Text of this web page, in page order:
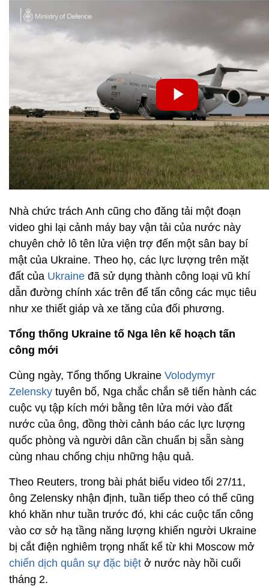
Nhà chức trách Anh cũng cho đăng tải một đoạn
video ghi lại cảnh máy bay vận tải của nước này
chuyên chở lô tên lửa viện trợ đến một sân bay bí
mật của Ukraine. Theo họ, các lực lượng trên mặt
đất của Ukraine đã sử dụng thành công loại vũ khí
dẫn đường chính xác trên để tấn công các mục tiêu
như xe thiết giáp và xe tăng của đối phương.
Tổng thống Ukraine tố Nga lên kế hoạch tấn
công mới
Cùng ngày, Tổng thống Ukraine Volodymyr
Zelensky tuyên bố, Nga chắc chắn sẽ tiến hành các
cuộc vụ tập kích mới bằng tên lửa mới vào đất
nước của ông, đồng thời cảnh báo các lực lượng
quốc phòng và người dân cần chuẩn bị sẵn sàng
cùng nhau chống chịu những hậu quả.
Theo Reuters, trong bài phát biểu video tối 27/11,
ông Zelensky nhận định, tuần tiếp theo có thể cũng
khó khăn như tuần trước đó, khi các cuộc tấn công
vào cơ sở hạ tầng năng lượng khiến người Ukraine
bị cắt điện nghiêm trọng nhất kể từ khi Moscow mở
chiến dịch quân sự đặc biệt ở nước này hồi cuối
tháng 2.